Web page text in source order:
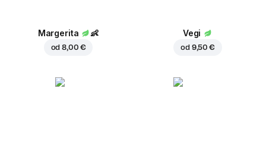
Margerita 👶
od8,00 €
Vegi
od 9,50 €